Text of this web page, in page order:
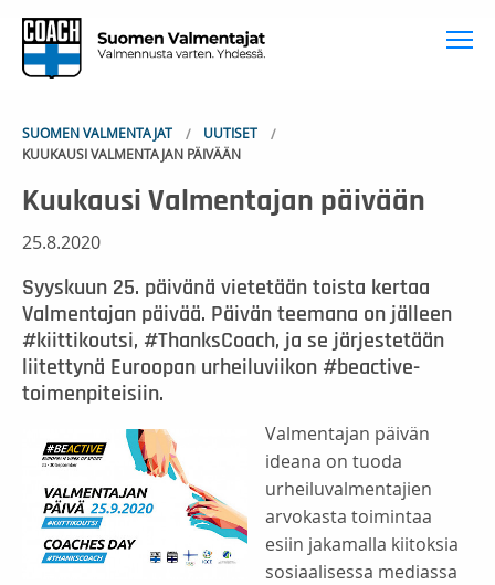
SUOMEN VALMENTAJAT
UUTISET
KUUKAUSI VALMENTAJAN PÄIVÄÄN
Kuukausi Valmentajan päivään
25.8.2020
Syyskuun 25. päivänä vietetään toista kertaa
Valmentajan päivää. Päivän teemana on jälleen
#kiittikoutsi, #ThanksCoach, ja se järjestetään
liitettynä Euroopan urheiluviikon #beactive-
toimenpiteisiin.
Valmentajan päivän
ideana on tuoda
urheiluvalmentajien
arvokasta toimintaa
esiin jakamalla kiitoksia
sosiaalisessa mediassa